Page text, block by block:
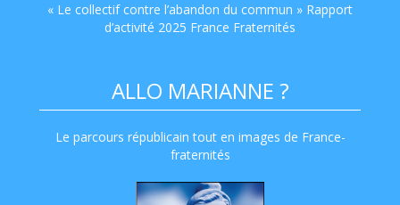
« Le collectif contre l’abandon du commun » Rapport
d’activité 2025 France Fraternités
ALLO MARIANNE ?
Le parcours républicain tout en images de France-
fraternités